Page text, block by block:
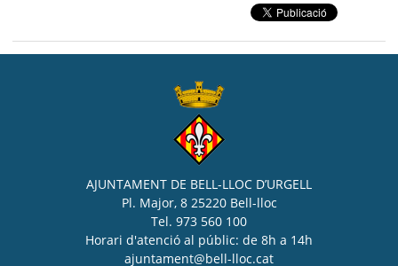
AJUNTAMENT DE BELL-LLOC D’URGELL
Pl. Major, 8 25220 Bell-lloc
Tel. 973 560 100
Horari d'atenció al públic: de 8h a 14h
ajuntament@bell-lloc.cat